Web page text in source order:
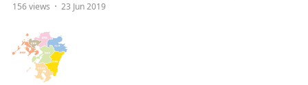
156 views 23 Jun 2019